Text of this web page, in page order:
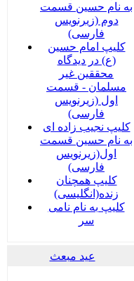
به نام حسین قسمت
دوم (زیرنویس
فارسی)
کلیپ امام حسین
(ع) در دیدگاه
محققین غیر
مسلمان - قسمت
اول (زیرنویس
فارسی)
کلیپ نجیب زاده ای
به نام حسین قسمت
اول(زیرنویس
فارسی)
کلیپ همچنان
زنده(انگلیسی)
کلیپ به نام نامی
سر
عید مبعث